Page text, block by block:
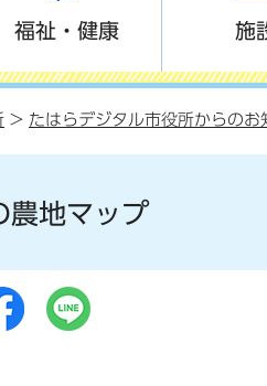
福祉・健康 施
> たはらデジタル市役所からのお
農地マップ